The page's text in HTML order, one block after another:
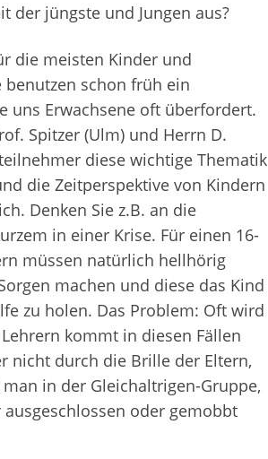
der jüngste und Jungen aus?
die meisten Kinder und
schon früh ein
uns Erwachsene oft überfordert.
Spitzer (Ulm) und Herrn D.
diese wichtige Thematik
die Zeitperspektive von Kindern
Denken Sie z.B. an die
in einer Krise. Für einen 16-
müssen natürlich hellhörig
machen und diese das Kind
zu holen. Das Problem: Oft wird
kommt in diesen Fällen
nicht durch die Brille der Eltern,
in der Gleichaltrigen-Gruppe,
oder gemobbt